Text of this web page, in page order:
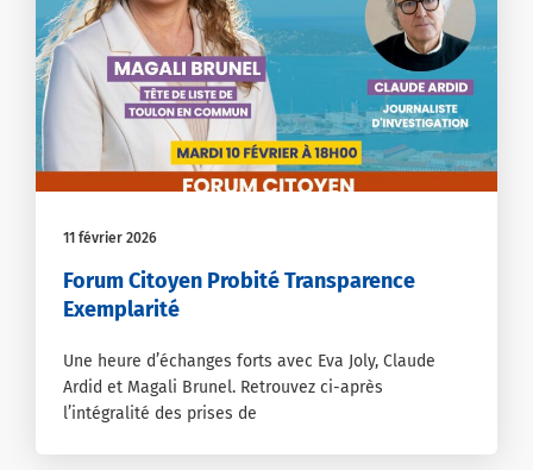
11 février 2026
Forum Citoyen Probité Transparence
Exemplarité
Une heure d’échanges forts avec Eva Joly, Claude
Ardid et Magali Brunel. Retrouvez ci-après
l’intégralité des prises de